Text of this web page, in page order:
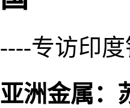
----专访印
亚洲金属：